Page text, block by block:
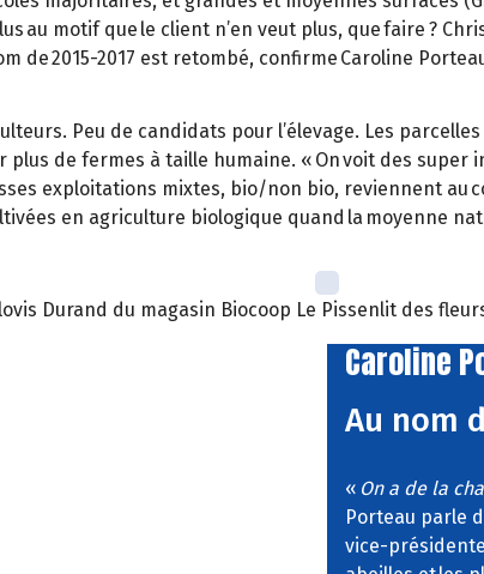
au motif que le client n’en veut plus, que faire ?
de 2015-2017 est retombé, confirme Caroline
Peu de candidats pour l’élevage. Les
plus de fermes à taille humaine. « On voit des
exploitations mixtes, bio/non bio, reviennent au
en agriculture biologique quand la moyenne
Durand du magasin Biocoop Le Pissenlit des
Caroline
Au nom
« On a de la
Porteau parle
vice-présidente